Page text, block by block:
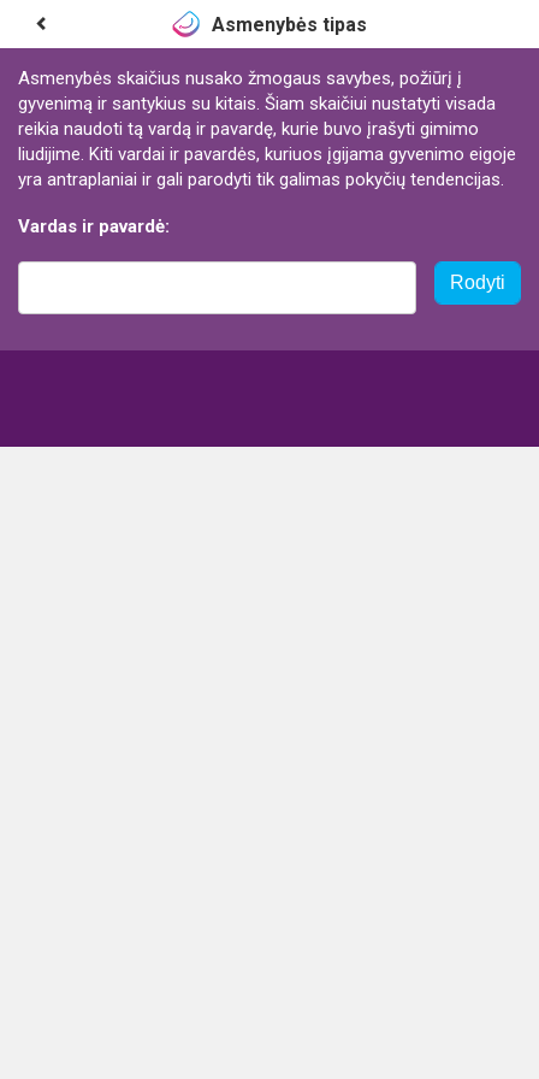
Asmenybės tipas
Asmenybės skaičius nusako žmogaus savybes, požiūrį į
gyvenimą ir santykius su kitais. Šiam skaičiui nustatyti visada
reikia naudoti tą vardą ir pavardę, kurie buvo įrašyti gimimo
liudijime. Kiti vardai ir pavardės, kuriuos įgijama gyvenimo eigoje
yra antraplaniai ir gali parodyti tik galimas pokyčių tendencijas.
Vardas ir pavardė:
Rodyti